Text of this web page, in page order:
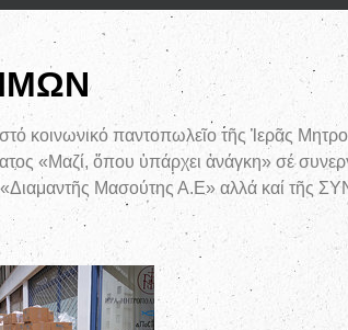
κοινωνικό παντοπωλεῖο τῆς Ἱερᾶς
«Μαζί, ὅπου ὑπάρχει ἀνάγκη» σέ
Μασούτης Α.Ε» αλλά καί τῆς